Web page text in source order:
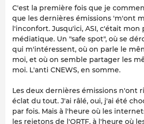
C'est la première fois que je
que les dernières émissions 'm'ont
l'inconfort. Jusqu'ici, ASI, c'était
médiatique. Un "safe spot", où se
qui m'intéressent, où on parle le
moi, et où on semble partager les
moi. L'anti CNEWS, en somme.
Les deux dernières émissions n'ont
éclat du tout. J'ai râlé, oui, j'ai été
par fois. Mais à l'heure où les
les rejetons de l'ORTF, à l'heure où